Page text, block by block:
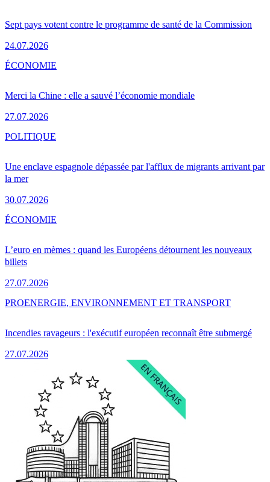
Sept pays votent contre le programme de santé de la Commission
24.07.2026
Merci la Chine : elle a sauvé l’économie mondiale
27.07.2026
ÉCONOMIE
Une enclave espagnole dépassée par l'afflux de migrants arrivant par
la mer
30.07.2026
POLITIQUE
L’euro en mèmes : quand les Européens détournent les nouveaux
billets
27.07.2026
ÉCONOMIE
Incendies ravageurs : l'exécutif européen reconnaît être submergé
27.07.2026
PROENERGIE, ENVIRONNEMENT ET TRANSPORT